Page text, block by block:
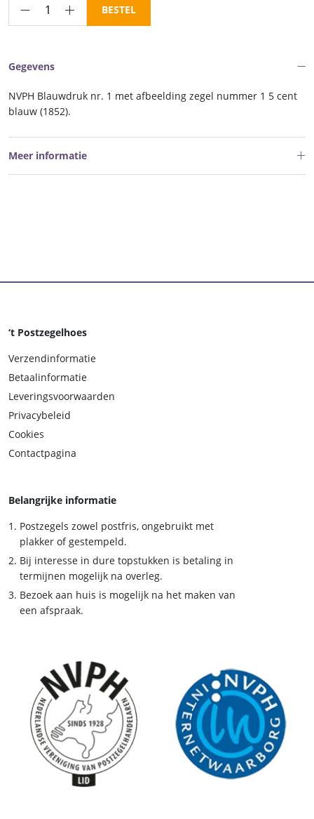
NVPH
Blauwdruk
BESTEL
Gegevens
NVPH Blauwdruk nr. 1 met afbeelding zegel nummer 1 5 cent
blauw (1852).
Meer informatie
‘t Postzegelhoes
Verzendinformatie
Betaalinformatie
Leveringsvoorwaarden
Privacybeleid
Cookies
Contactpagina
Belangrijke informatie
Postzegels zowel postfris, ongebruikt met
plakker of gestempeld.
Bij interesse in dure topstukken is betaling in
termijnen mogelijk na overleg.
Bezoek aan huis is mogelijk na het maken van
een afspraak.